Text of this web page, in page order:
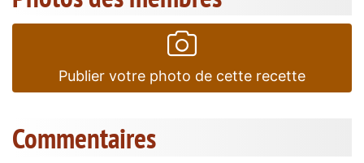
Publier votre photo de cette recette
Commentaires